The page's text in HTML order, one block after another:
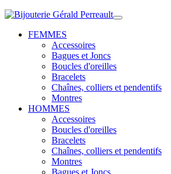
FEMMES
Accessoires
Bagues et Joncs
Boucles d'oreilles
Bracelets
Chaînes, colliers et pendentifs
Montres
HOMMES
Accessoires
Boucles d'oreilles
Bracelets
Chaînes, colliers et pendentifs
Montres
Bagues et Joncs